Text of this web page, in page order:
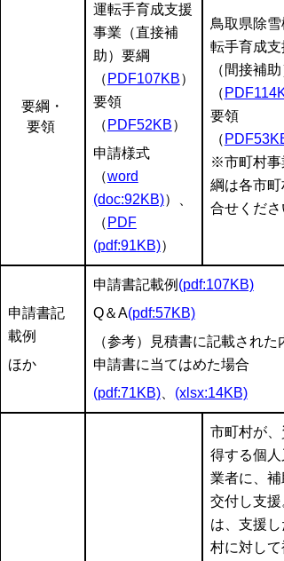
要綱・
要領
運転手育成支援
事業（直接補
助）要綱
（ PDF107KB）
要領
（ PDF52KB）
申請様式
（word
(doc:92KB)）、
（ PDF
(pdf:91KB)）
鳥取県除雪
転手育成支
（間接補助
（
要領
（ PDF53KB
※市町村事
綱は各市町
合せくださ
申請書記
載例
ほか
申請書記載例 (pdf:107KB)
Q＆A(pdf:57KB)
（参考）見積書に記載された
申請書に当てはめた場合
(pdf:71KB)、 (xlsx:14KB)
市町村が、
得する個人
業者に、補
交付し支援
は、支援し
村に対して